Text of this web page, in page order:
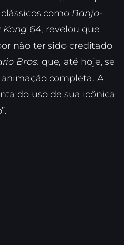
como Banjo-
Kong 64, revelou que
não ter sido creditado
Bros. que, até hoje, se
completa. A
do uso de sua icônica